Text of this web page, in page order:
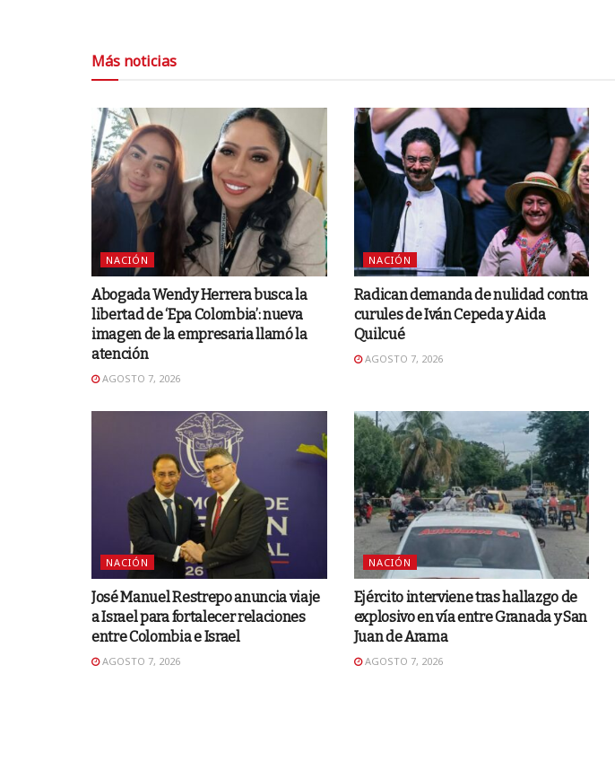
Más noticias
NACIÓN
Abogada Wendy Herrera busca la
libertad de ‘Epa Colombia’: nueva
imagen de la empresaria llamó la
atención
AGOSTO 7, 2026
NACIÓN
Radican demanda de nulidad contra
curules de Iván Cepeda y Aida
Quilcué
AGOSTO 7, 2026
NACIÓN
José Manuel Restrepo anuncia viaje
a Israel para fortalecer relaciones
entre Colombia e Israel
AGOSTO 7, 2026
NACIÓN
Ejército interviene tras hallazgo de
explosivo en vía entre Granada y San
Juan de Arama
AGOSTO 7, 2026